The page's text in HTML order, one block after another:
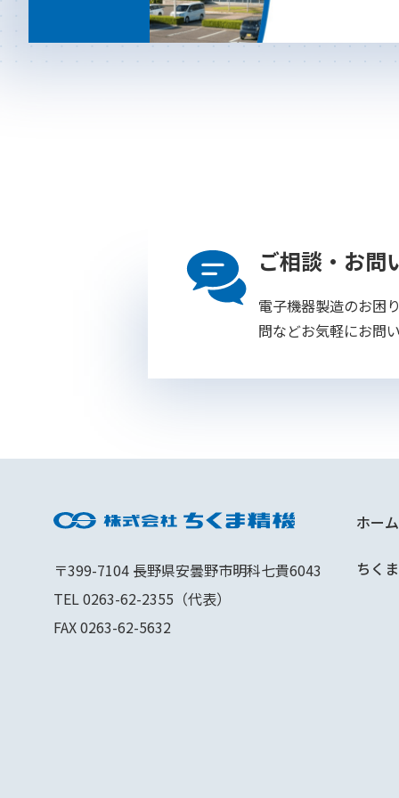
ご相談・お問
電子機器製造のお困
問などお気軽にお問
ホーム
ちく
〒399-7104 長野県安曇野市明科七貴6043
TEL 0263-62-2355（代表）
FAX 0263-62-5632